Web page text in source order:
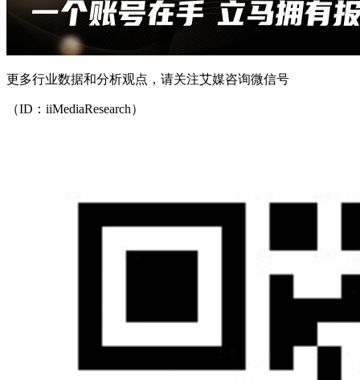
更多行业数据和分析观点，请关注艾媒咨询微信号
（ID：iiMediaResearch）